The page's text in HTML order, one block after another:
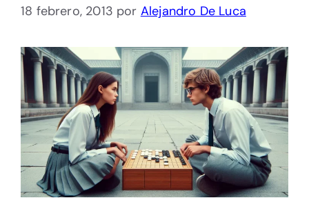
18 febrero, 2013 por Alejandro De Luca